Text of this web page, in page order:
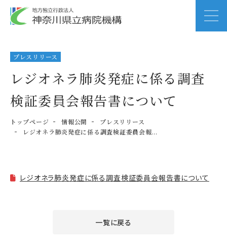
プレスリリース
レジオネラ肺炎発症に係る調査
検証委員会報告書について
トップページ 情報公開
プレスリリース
レジオネラ肺炎発症に係る調査検証委員会報...
レジオネラ肺炎発症に係る調査検証委員会報告書について
一覧に戻る